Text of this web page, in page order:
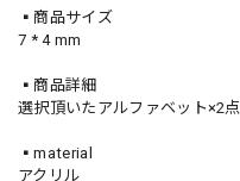
▪️商品サイズ
7 * 4 mm
▪️商品詳細
選択頂いたアルファベット×2点
▪️material
アクリル